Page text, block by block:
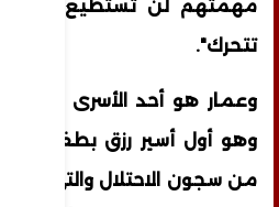
مهمتهم لن تستطيع سلب
تتحرك".
وعمار هو أحد الأسرى
وهو أول أسير رزق بطفل عبر
من سجون الاحتلال والتي زادت